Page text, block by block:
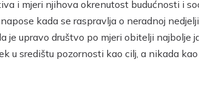
i mjeri njihova okrenutost budućnosti i
kada se raspravlja o neradnoj
je upravo društvo po mjeri obitelji najbolje
u središtu pozornosti kao cilj, a nikada